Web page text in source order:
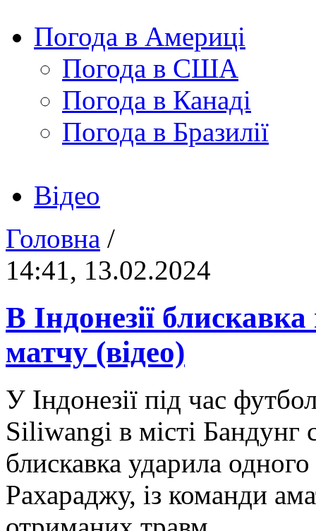
Погода в Америці
Погода в США
Погода в Канаді
Погода в Бразилії
Відео
Головна /
14:41, 13.02.2024
В Індонезії
матчу (відео)
У Індонезії під час
Siliwangi в місті Бандунг
блискавка ударила
Рахараджу, із команди